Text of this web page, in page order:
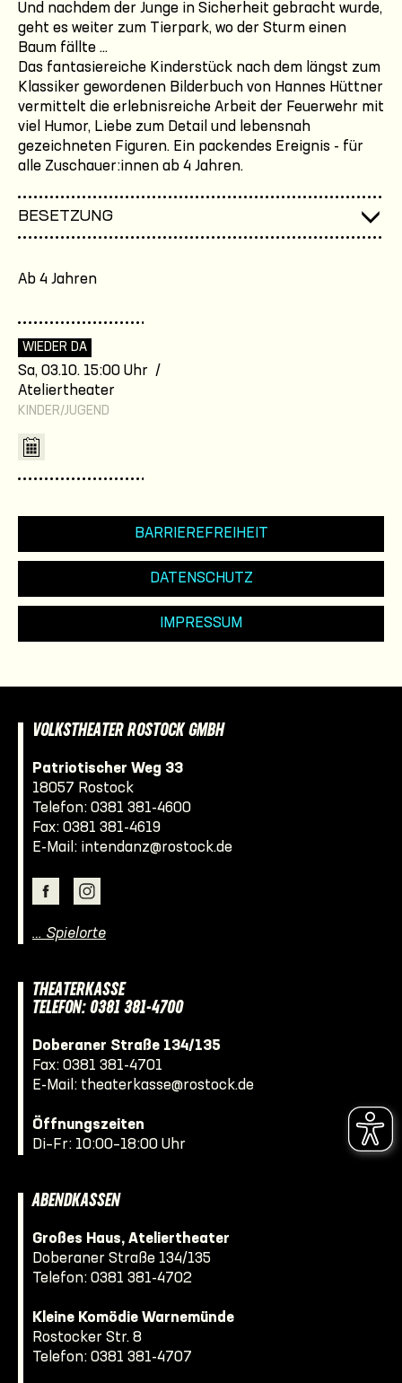
Und nachdem der Junge in Sicherheit gebracht wurde,
geht es weiter zum Tierpark, wo der Sturm einen
Baum fällte ...
Das fantasiereiche Kinderstück nach dem längst zum
Klassiker gewordenen Bilderbuch von Hannes Hüttner
vermittelt die erlebnisreiche Arbeit der Feuerwehr mit
viel Humor, Liebe zum Detail und lebensnah
gezeichneten Figuren. Ein packendes Ereignis - für
alle Zuschauer:innen ab 4 Jahren.
BESETZUNG
Ab 4 Jahren
WIEDER DA
Sa, 03.10. 15:00 Uhr /
Ateliertheater
KINDER/JUGEND
BARRIEREFREIHEIT
DATENSCHUTZ
IMPRESSUM
VOLKSTHEATER ROSTOCK GMBH
Patriotischer Weg 33
18057 Rostock
Telefon: 0381 381-4600
Fax: 0381 381-4619
E-Mail: intendanz@rostock.de
… Spielorte
THEATERKASSE
TELEFON: 0381 381-4700
Doberaner Straße 134/135
Fax: 0381 381-4701
E-Mail: theaterkasse@rostock.de
Öffnungszeiten
Di–Fr: 10:00–18:00 Uhr
ABENDKASSEN
Großes Haus, Ateliertheater
Doberaner Straße 134/135
Telefon: 0381 381-4702
Kleine Komödie Warnemünde
Rostocker Str. 8
Telefon: 0381 381-4707